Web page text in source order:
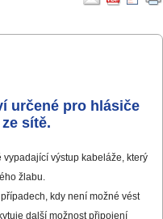
určené pro hlásiče
sítě.
výstup kabeláže, který
žlabu.
kdy není možné vést
další možnost připojení